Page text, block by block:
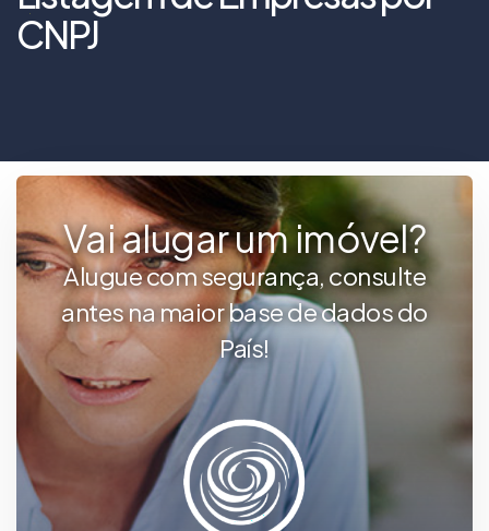
CNPJ
Vai alugar um imóvel?
Alugue com segurança, consulte
antes na maior base de dados do
País!